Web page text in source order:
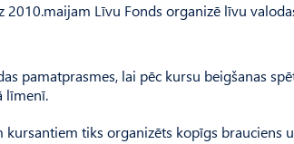
Līvu Fonds organizē līvu
pamatprasmes, lai pēc kursu beigšanas
līmenī.
kursantiem tiks organizēts kopīgs brauciens